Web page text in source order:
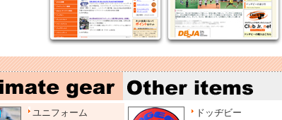
ユニフォーム
ドッヂビー